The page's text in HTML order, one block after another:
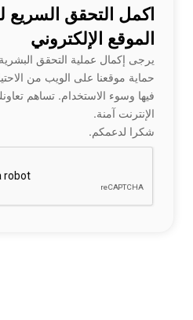
اكمل التحقق السريع
الموقع الإلكتروني
يرجى إكمال عملية التحقق
حماية موقعنا على الويب من
فيها وسوء الاستخدام. تساهم
الإنترنت آمنة.
شكرا لدعمكم.